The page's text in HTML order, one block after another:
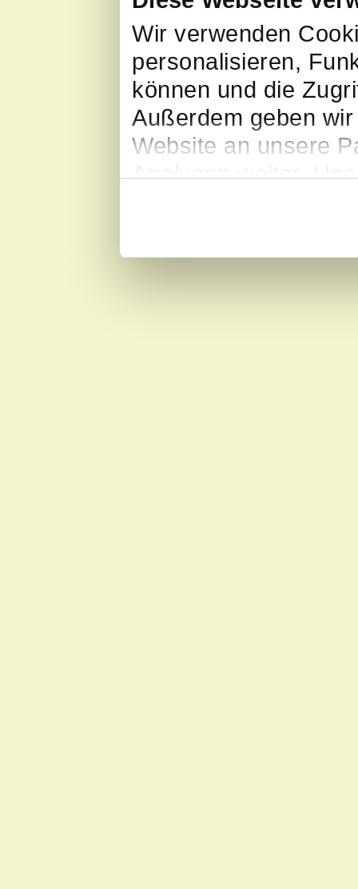
Wir verwenden
personalisieren,
können und die
Außerdem geben
Website an unsere
Analysen weiter.
Dienste gesammelt